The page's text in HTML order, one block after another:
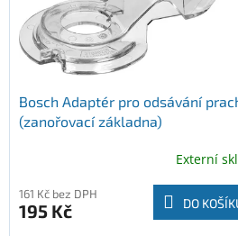
Bosch Adaptér pro odsávání
(zanořovací základna)
Externí
161 Kč bez DPH
195 Kč DO